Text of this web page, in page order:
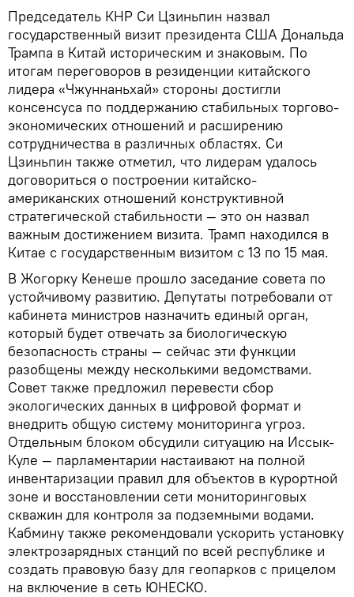
Председатель КНР Си Цзиньпин назвал
государственный визит президента США Дональда
Трампа в Китай историческим и знаковым. По
итогам переговоров в резиденции китайского
лидера «Чжуннаньхай» стороны достигли
консенсуса по поддержанию стабильных торгово-
экономических отношений и расширению
сотрудничества в различных областях. Си
Цзиньпин также отметил, что лидерам удалось
договориться о построении китайско-
американских отношений конструктивной
стратегической стабильности — это он назвал
важным достижением визита. Трамп находился в
Китае с государственным визитом с 13 по 15 мая.
В Жогорку Кенеше прошло заседание совета по
устойчивому развитию. Депутаты потребовали от
кабинета министров назначить единый орган,
который будет отвечать за биологическую
безопасность страны — сейчас эти функции
разобщены между несколькими ведомствами.
Совет также предложил перевести сбор
экологических данных в цифровой формат и
внедрить общую систему мониторинга угроз.
Отдельным блоком обсудили ситуацию на Иссык-
Куле — парламентарии настаивают на полной
инвентаризации правил для объектов в курортной
зоне и восстановлении сети мониторинговых
скважин для контроля за подземными водами.
Кабмину также рекомендовали ускорить установку
электрозарядных станций по всей республике и
создать правовую базу для геопарков с прицелом
на включение в сеть ЮНЕСКО.